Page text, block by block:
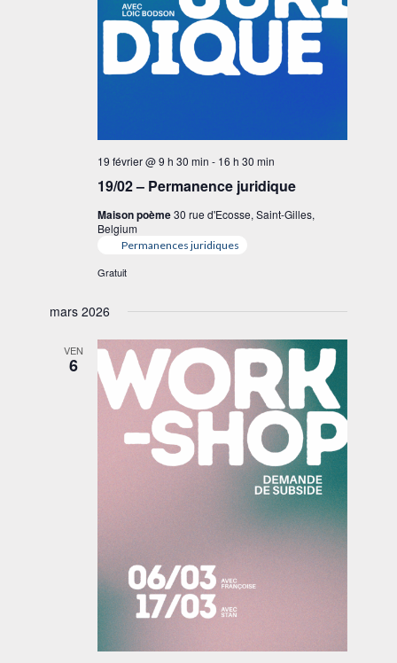
19/02 – Permanence juridique
19 février @ 9 h 30 min - 16 h 30 min
Maison poème30 rue d'Ecosse, Saint-Gilles,
Belgium
Permanences juridiques
Gratuit
mars 2026
VEN
6